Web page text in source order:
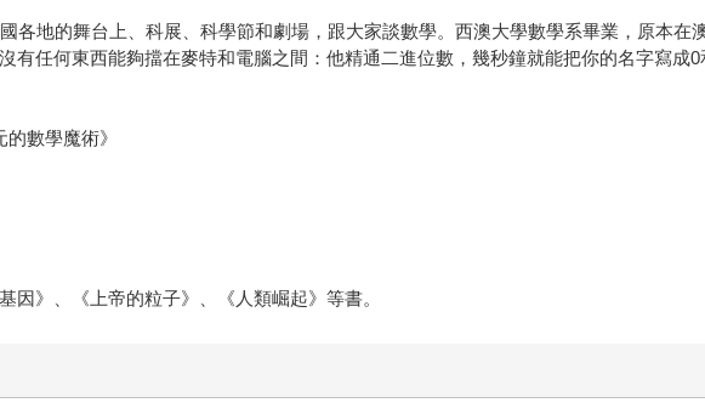
各地的舞台上、科展、科學節和劇場，跟大家談數學。西澳大學數學系畢業，原本在
有任何東西能夠擋在麥特和電腦之間：他精通二進位數，幾秒鐘就能把你的名字寫成
數學魔術》
》、《上帝的粒子》、《人類崛起》等書。